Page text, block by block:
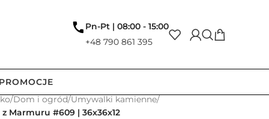
+48 790 861 395
Pn-Pt | 08:00 - 15:00
/Dom i ogród/Umywalki kamienne/
Marmuru #609 | 36x36x12